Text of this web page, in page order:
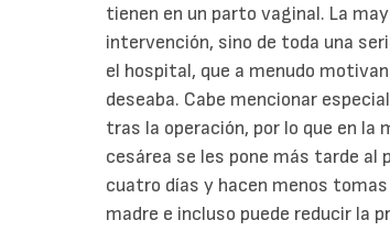
tienen en un parto vaginal. La
intervención, sino de toda una
el hospital, que a menudo
deseaba. Cabe mencionar
tras la operación, por lo que en la
cesárea se les pone más tarde al
cuatro días y hacen menos
madre e incluso puede reducir la